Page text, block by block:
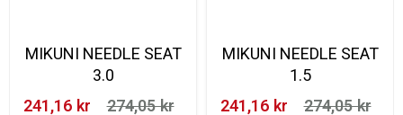
MIKUNI NEEDLE SEAT
3.0
241,16 kr‎
274,05 kr‎
MIKUNI NEEDLE SEAT
1.5
241,16 kr‎
274,05 kr‎